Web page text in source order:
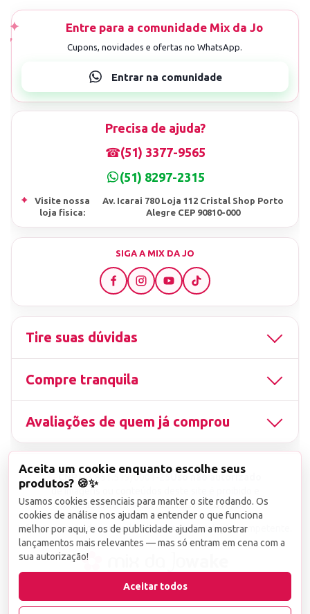
Precisa de ajuda?
☎(51) 3377-9565
(51) 8297-2315
⌖
Visite nossa
loja fisica:
Av. Icarai 780 Loja 112 Cristal Shop Porto
Alegre CEP 90810-000
SIGA A MIX DA JO
Tire suas dúvidas
Compre tranquila
Avaliações de quem já comprou
▤ CNPJ13.851.519/0001-25
de imagens ou conteúdos deste site é proibido e
viola a Lei de Direitos Autorais nº 9.610/98.
Infrações serão denunciadas diretamente ao órgão competente.
Aceita um cookie enquanto escolhe seus
produtos? 🍪✨
Usamos cookies essenciais para manter o site rodando. Os
cookies de análise nos ajudam a entender o que funciona
melhor por aqui, e os de publicidade ajudam a mostrar
lançamentos mais relevantes — mas só entram em cena com a
sua autorização!
Aceitar todos